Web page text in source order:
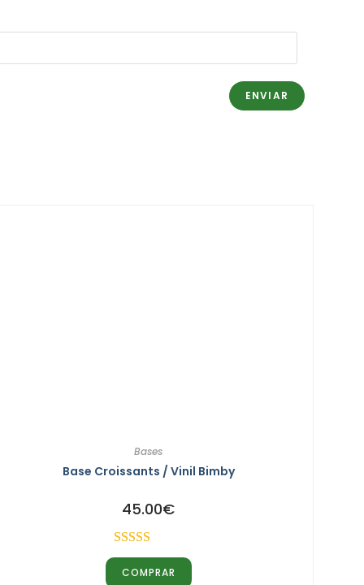
Bases
Base Croissants / Vinil Bimby
45.00€
Avaliação
4.75de 5
COMPRAR